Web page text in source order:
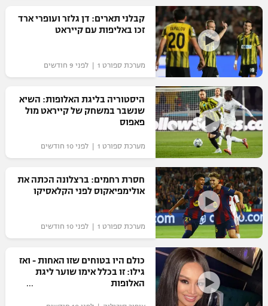
קבלני תארים: דן גלזר ועופרי ארד
זכו באליפות עם קייראט
מערכת ספורט 1 | לפני 9 חודשים
היסטוריה בליגת האלופות: השיא
שנשבר במשחק של קייראט מול
פאפוס
מערכת ספורט 1 | לפני 10 חודשים
חסרת רחמים: ברצלונה הכתה את
אולימפיאקוס לפני הקלאסיקו
מערכת ספורט 1 | לפני 10 חודשים
כולם היו בטוחים שזו האחות - ואז
גילו: זו בכלל אימו שוער ליגת
האלופות